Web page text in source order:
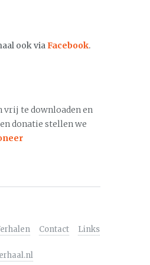
ook viaFacebook.
vrij te downloaden en
donatie stellen we
Contact Links